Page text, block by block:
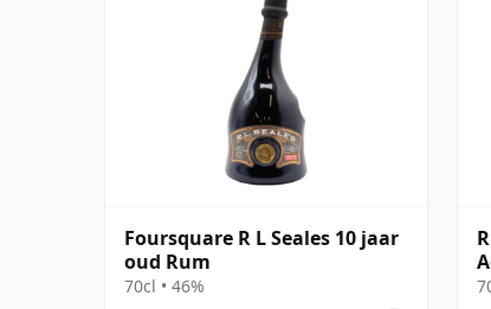
Foursquare R L Seales 10 jaar
oud Rum
70cl • 46%